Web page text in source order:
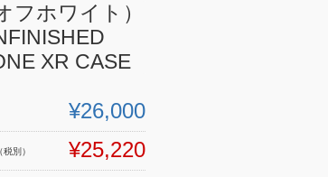
フホワイト）
XR CASE
¥26,000
（税別） ¥25,220